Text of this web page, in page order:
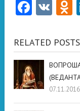
VK
RELATED POSTS
07.11.2016